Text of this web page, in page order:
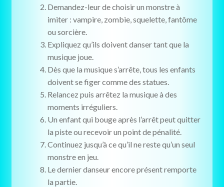
Demandez-leur de choisir un monstre à
imiter : vampire, zombie, squelette, fantôme
ou sorcière.
Expliquez qu’ils doivent danser tant que la
musique joue.
Dès que la musique s’arrête, tous les enfants
doivent se figer comme des statues.
Relancez puis arrêtez la musique à des
moments irréguliers.
Un enfant qui bouge après l’arrêt peut quitter
la piste ou recevoir un point de pénalité.
Continuez jusqu’à ce qu’il ne reste qu’un seul
monstre en jeu.
Le dernier danseur encore présent remporte
la partie.